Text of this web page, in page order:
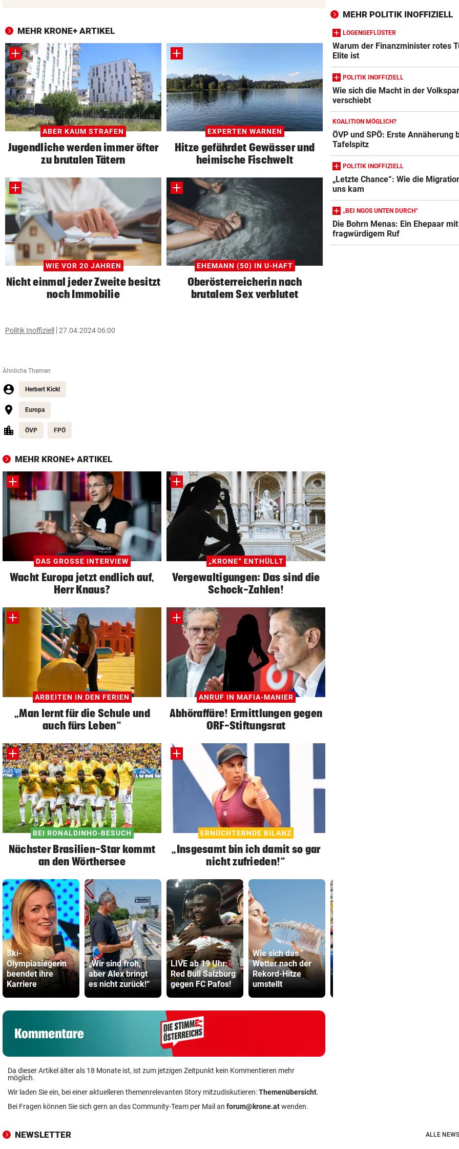
MEHR KRONE+ ARTIKEL
ABER KAUM STRAFEN
Jugendliche werden immer öfter
zu brutalen Tätern
EXPERTEN WARNEN
Hitze gefährdet Gewässer und
heimische Fischwelt
WIE VOR 20 JAHREN
Nicht einmal jeder Zweite besitzt
noch Immobilie
EHEMANN (50) IN U-HAFT
Oberösterreicherin nach
brutalem Sex verblutet
Politik Inoffiziell 27.04.2024 06:00
Ähnliche Themen
Herbert Kickl
Europa
ÖVP FPÖ
MEHR KRONE+ ARTIKEL
DAS GROSSE INTERVIEW
Wacht Europa jetzt endlich auf,
Herr Knaus?
„KRONE“ ENTHÜLLT
Vergewaltigungen: Das sind die
Schock-Zahlen!
ARBEITEN IN DEN FERIEN
„Man lernt für die Schule und
auch fürs Leben“
ANRUF IN MAFIA-MANIER
Abhöraffäre! Ermittlungen gegen
ORF-Stiftungsrat
BEI RONALDINHO-BESUCH
Nächster Brasilien-Star kommt
an den Wörthersee
ERNÜCHTERNDE BILANZ
„Insgesamt bin ich damit so gar
nicht zufrieden!“
Ski-
Olympiasiegerin
beendet ihre
Karriere
„Wir sind froh,
aber Alex bringt
es nicht zurück!“
LIVE ab 19 Uhr:
Red Bull Salzburg
gegen FC Pafos!
Wie sich das
Wetter nach der
Rekord-Hitze
umstellt
Da dieser Artikel älter als 18 Monate ist, ist zum jetzigen Zeitpunkt kein Kommentieren mehr
möglich.
Wir laden Sie ein, bei einer aktuelleren themenrelevanten Story mitzudiskutieren:Themenübersicht.
Bei Fragen können Sie sich gern an das Community-Team per Mail an forum@krone.atwenden.
CONFERENCE LEAGUE
auswärts bei Paide ran
CONFERENCE LEAGUE
LIVE ab 19.30 Uhr: Beitar
Jerusalem gegen Austria!
EUROPA-LEAGUE-TICKER
LIVE ab 19 Uhr: Red Bull
gegen FC Pafos!
DAS SAGT STURM-COACH
Charakterprobe! „Das
die Mannschaft“
Israelkritischer Demokrat
triumphiert bei Vorwahl
WIEDERHOLUNGSTÄTER
MEHR POLITIK INOFFIZIELL
LOGENGEFLÜSTER
Warum der Finanzminister rotes
Elite ist
POLITIK INOFFIZIELL
Wie sich die Macht in der
verschiebt
KOALITION MÖGLICH?
ÖVP und SPÖ: Erste Annäherung
Tafelspitz
POLITIK INOFFIZIELL
„Letzte Chance“: Wie die
uns kam
„BEI NGOS UNTEN DURCH“
Die Bohrn Menas: Ein Ehepaar mit
fragwürdigem Ruf
NEWSLETTER ALLE